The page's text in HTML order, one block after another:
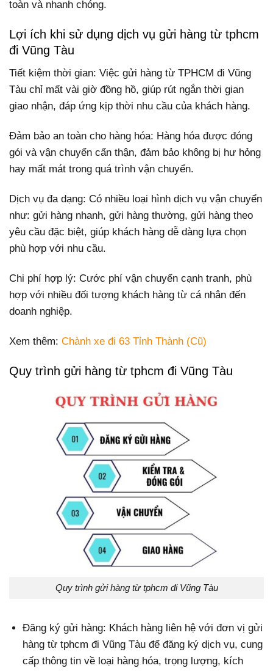
toàn và nhanh chóng.
Lợi ích khi sử dụng dịch vụ gửi hàng từ tphcm
đi Vũng Tàu
Tiết kiệm thời gian: Việc gửi hàng từ TPHCM đi Vũng
Tàu chỉ mất vài giờ đồng hồ, giúp rút ngắn thời gian
giao nhận, đáp ứng kịp thời nhu cầu của khách hàng.
Đảm bảo an toàn cho hàng hóa: Hàng hóa được đóng
gói và vận chuyển cẩn thận, đảm bảo không bị hư hỏng
hay mất mát trong quá trình vận chuyển.
Dịch vụ đa dạng: Có nhiều loại hình dịch vụ vận chuyển
như: gửi hàng nhanh, gửi hàng thường, gửi hàng theo
yêu cầu đặc biệt, giúp khách hàng dễ dàng lựa chọn
phù hợp với nhu cầu.
Chi phí hợp lý: Cước phí vận chuyển cạnh tranh, phù
hợp với nhiều đối tượng khách hàng từ cá nhân đến
doanh nghiệp.
Xem thêm: Chành xe đi 63 Tỉnh Thành (Cũ)
Quy trình gửi hàng từ tphcm đi Vũng Tàu
Quy trình gửi hàng từ tphcm đi Vũng Tàu
Đăng ký gửi hàng: Khách hàng liên hệ với đơn vị gửi
hàng từ tphcm đi Vũng Tàu để đăng ký dịch vụ, cung
cấp thông tin về loại hàng hóa, trọng lượng, kích